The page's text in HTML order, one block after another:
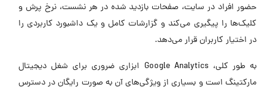
حضور افراد در سایت، صفحات بازدید شده در هر نشست، نرخ پرش و
کلیک‌ها را پیگیری می‌کند و گزارشات کامل و یک داشبورد کاربردی را
در اختیار کاربران قرار می‌دهد.
به طور کلی، Google Analytics ابزاری ضروری برای شغل دیجیتال
مارکتینگ است و بسیاری از ویژگی‌های آن به صورت رایگان در دسترس